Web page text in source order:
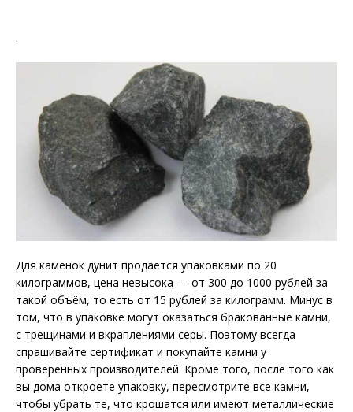
.
Для каменок дунит продаётся упаковками по 20
килограммов, цена невысока — от 300 до 1000 рублей за
такой объём, то есть от 15 рублей за килограмм. Минус в
том, что в упаковке могут оказаться бракованные камни,
с трещинами и вкраплениями серы. Поэтому всегда
спрашивайте сертификат и покупайте камни у
проверенных производителей. Кроме того, после того как
вы дома откроете упаковку, пересмотрите все камни,
чтобы убрать те, что крошатся или имеют металлические